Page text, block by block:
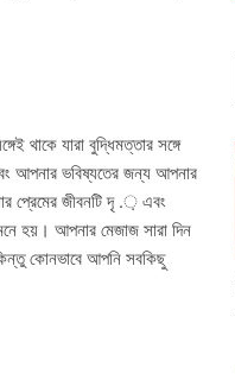
থাকে যারা বুদ্ধিমত্তার সঙ্গে
আপনার ভবিষ্যতের জন্য আপনার
প্রেমের জীবনটি দৃ .় এবং
হয়। আপনার মেজাজ সারা দিন
কোনভাবে আপনি সবকিছু